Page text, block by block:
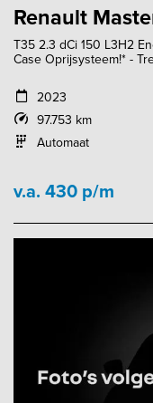
Renault
T35 2.3 dCi 150 L3H2
Case Oprijsysteem!* -
2023
97.753 km
Automaat
v.a. 430 p/m